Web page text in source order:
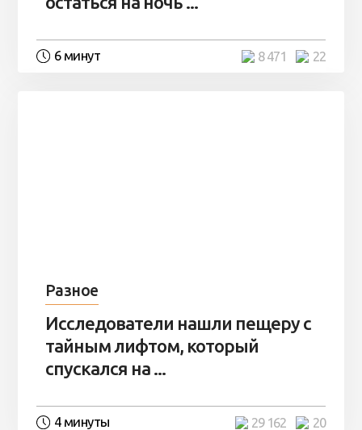
6 минут 22
8 471
Разное
Исследователи нашли пещеру с
тайным лифтом, который
спускался на ...
4 минуты 20
29 162